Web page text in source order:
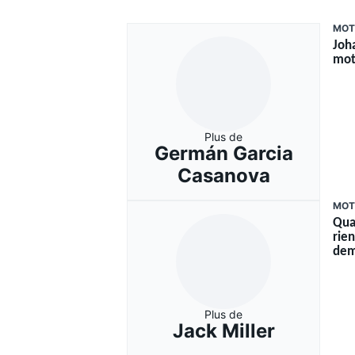
Plus de
Germán Garcia
Casanova
Plus de
Jack Miller